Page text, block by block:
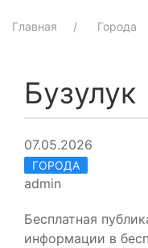
Главная Города
Бузулук
07.05.2026
ГОРОДА
admin
Бесплатная
информации в